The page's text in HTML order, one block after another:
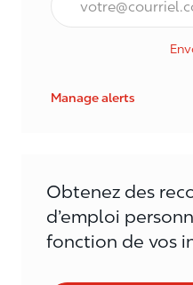
Manage alerts
Obtenez des
d’emploi
fonction de vos